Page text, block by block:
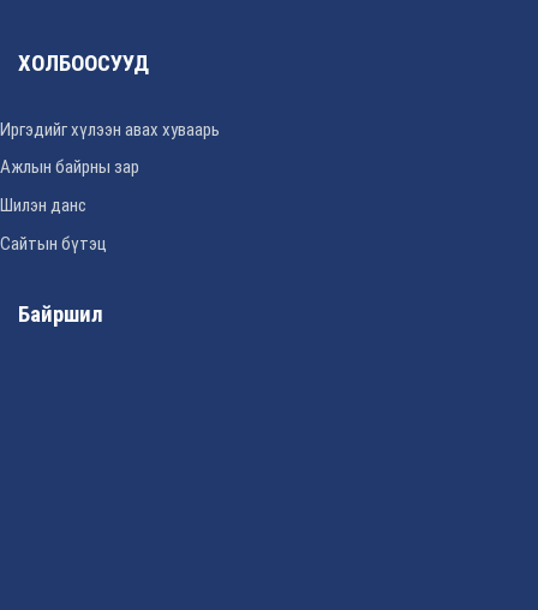
ХОЛБООСУУД
Иргэдийг хүлээн авах хуваарь
Ажлын байрны зар
Шилэн данс
Сайтын бүтэц
Байршил